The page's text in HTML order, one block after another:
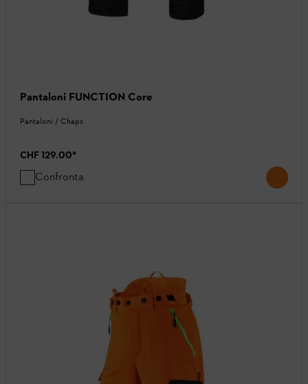
Pantaloni FUNCTION Core
Pantaloni / Chaps
CHF 129.00*
Confronta